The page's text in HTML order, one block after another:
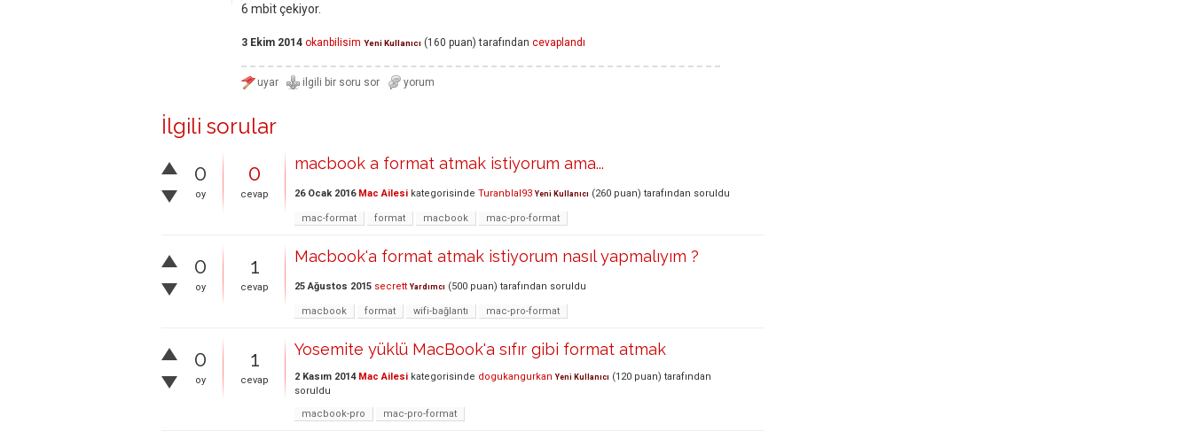
6 mbit çekiyor.
3 Ekim 2014 okanbilisim Yeni Kullanıcı (160 puan) tarafından cevaplandı
İlgili sorular
0
oy
0
cevap
macbook a format atmak istiyorum ama...
26 Ocak 2016 Mac Ailesi kategorisinde Turanblal93 Yeni Kullanıcı (260 puan) tarafından soruldu
mac-format format macbook mac-pro-format
0
oy
1
cevap
Macbook'a format atmak istiyorum nasıl yapmalıyım ?
25 Ağustos 2015 secrett Yardımcı (500 puan) tarafından soruldu
macbook format wifi-bağlantı mac-pro-format
0
oy
1
cevap
Yosemite yüklü MacBook'a sıfır gibi format atmak
2 Kasım 2014 Mac Ailesi kategorisinde dogukangurkan Yeni Kullanıcı (120 puan) tarafından
soruldu
macbook-pro
mac-pro-format